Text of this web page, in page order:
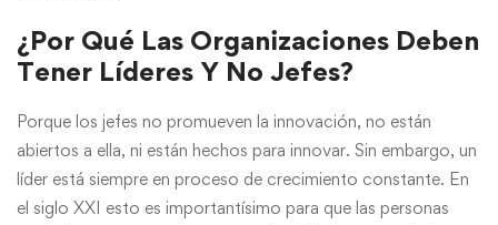
¿Por Qué Las Organizaciones Deben
Tener Líderes Y No Jefes?
Porque los jefes no promueven la innovación, no están
abiertos a ella, ni están hechos para innovar. Sin embargo, un
líder está siempre en proceso de crecimiento constante. En
el siglo XXI esto es importantísimo para que las personas